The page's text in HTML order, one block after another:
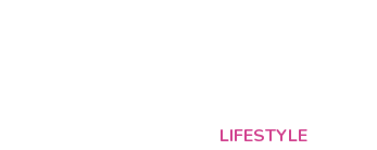
LIFESTYLE